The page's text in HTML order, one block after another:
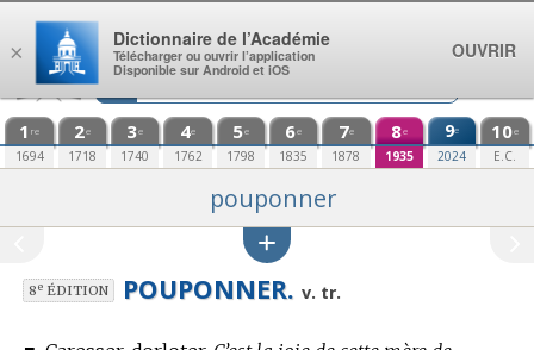
Aller au contenu
1 re
1694
2e
1718
3e
1740
4e
1762
5e
1798
6e
1835
7e
1878
8e
1935
9e
2024
10e
E.C.
pouponner
8eÉDITION POUPONNER. v. tr.
×
Dictionnaire de l’Académie
Télécharger ou ouvrir l’application
Disponible sur Android et iOS
OUVRIR